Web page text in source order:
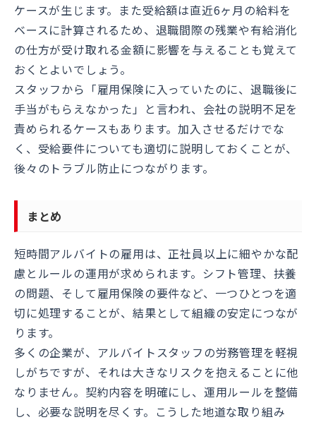
ケースが生じます。また受給額は直近6ヶ月の給料を
ベースに計算されるため、退職間際の残業や有給消化
の仕方が受け取れる金額に影響を与えることも覚えて
おくとよいでしょう。
スタッフから「雇用保険に入っていたのに、退職後に
手当がもらえなかった」と言われ、会社の説明不足を
責められるケースもあります。加入させるだけでな
く、受給要件についても適切に説明しておくことが、
後々のトラブル防止につながります。
まとめ
短時間アルバイトの雇用は、正社員以上に細やかな配
慮とルールの運用が求められます。シフト管理、扶養
の問題、そして雇用保険の要件など、一つひとつを適
切に処理することが、結果として組織の安定につなが
ります。
多くの企業が、アルバイトスタッフの労務管理を軽視
しがちですが、それは大きなリスクを抱えることに他
なりません。契約内容を明確にし、運用ルールを整備
し、必要な説明を尽くす。こうした地道な取り組み